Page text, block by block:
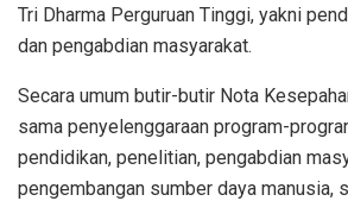
Tri Dharma Perguruan Tinggi, yakni
dan pengabdian masyarakat.
Secara umum butir-butir Nota
sama penyelenggaraan program-
pendidikan, penelitian, pengabdian
pengembangan sumber daya manusia,